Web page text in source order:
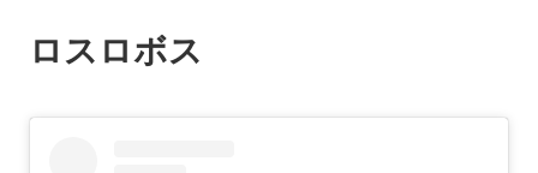
ロスロボス